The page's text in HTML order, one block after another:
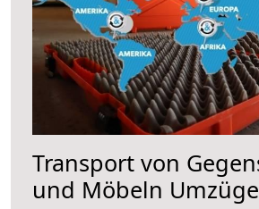
Transport von
und Möbeln